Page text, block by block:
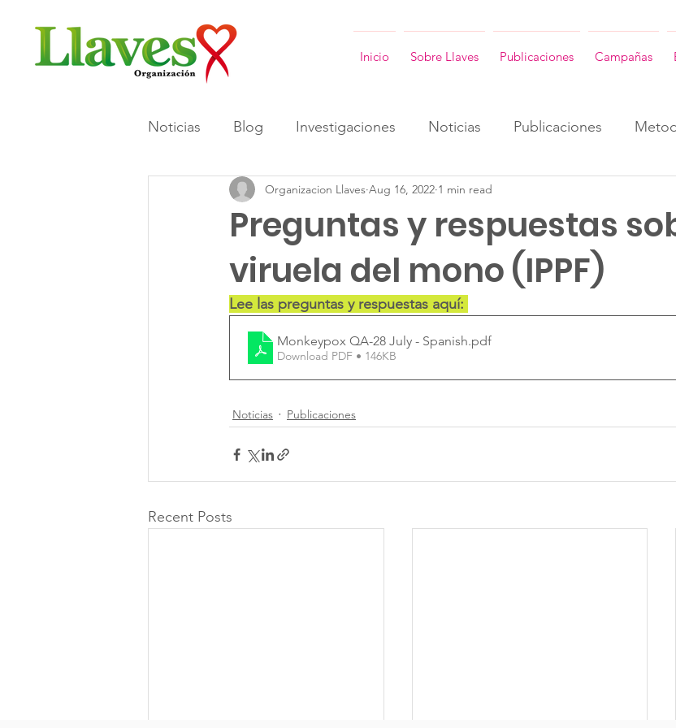
Inicio Sobre Llaves Publicaciones Campañas
Noticias Blog Investigaciones Noticias Publicaciones
#GeneracionesInformadas ENG Consultorias ENG
Preguntas y respuestas
viruela del mono (IPPF)
Organizacion Llaves Aug 16, 2022 1 min read
Lee las preguntas y respuestas aquí:
Monkeypox QA-28 July - Spanish.pdf
Download PDF • 146KB
Noticias Publicaciones
Recent Posts